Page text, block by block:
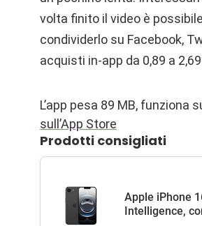
volta finito il video è
condividerlo su Facebook,
acquisti in-app da 0,89 a
L’app pesa 89 MB, funziona
sull’App Store
Prodotti consigliati
Apple iPhone
Intelligence,